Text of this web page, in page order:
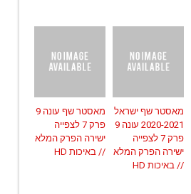
מאסטר שף עונה 9
פרק 7 לצפייה
ישירה הפרק המלא
// באיכות HD
מאסטר שף ישראל
2020-2021 עונה 9
פרק 7 לצפייה
ישירה הפרק המלא
// באיכות HD